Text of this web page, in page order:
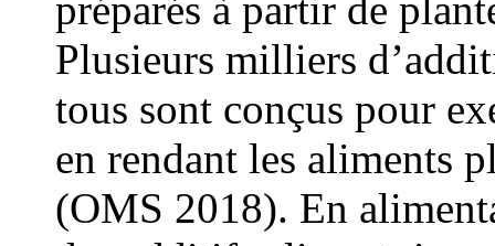
Plusieurs milliers
tous sont conçus pour
en rendant les aliments
(OMS 2018). En